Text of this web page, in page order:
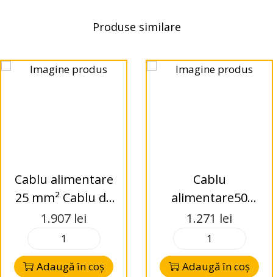
Produse similare
Cablu alimentare
25 mm² Cablu de
alimentare de
înaltă
performanță
Cablu de
1.907 lei
Adaugă în coș
Cablu
alimentare50
mm² Cablu de
alimentare de
înaltă
performanță
1.271 lei
Adaugă în coș